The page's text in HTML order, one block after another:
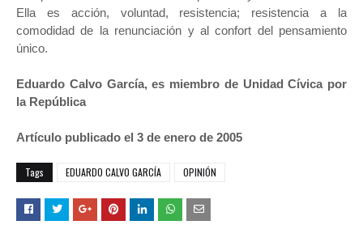
Ella es acción, voluntad, resistencia; resistencia a la
comodidad de la renunciación y al confort del pensamiento
único.
Eduardo Calvo García, es miembro de Unidad Cívica por
la República
Artículo publicado el 3 de enero de 2005
Tags EDUARDO CALVO GARCÍA OPINIÓN